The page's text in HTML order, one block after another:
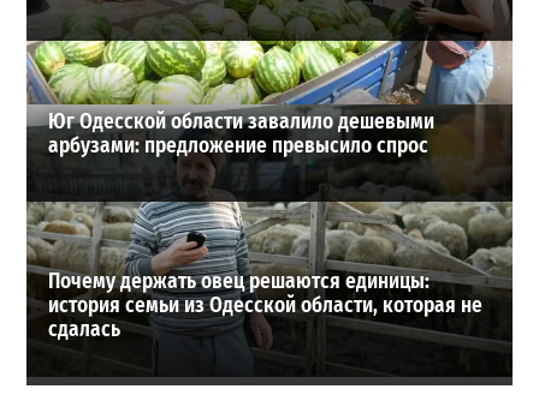
Юг Одесской области завалило дешевыми
арбузами: предложение превысило спрос
Почему держать овец решаются единицы:
история семьи из Одесской области, которая не
сдалась